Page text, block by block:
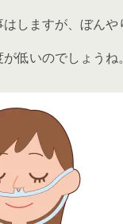
しますが、ぼんや
低いのでしょうね。